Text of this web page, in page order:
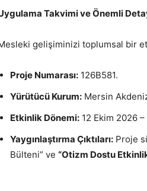
Takvimi ve Önemli
gelişiminizi toplumsal bir
Proje Numarası: 126B581.
Yürütücü Kurum: Mersin
Etkinlik Dönemi: 12 Ekim 2026
Yaygınlaştırma Çıktıları: Proje
Bülteni” ve “Otizm Dostu